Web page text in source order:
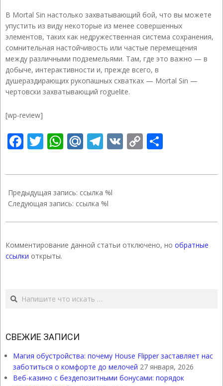
В Mortal Sin настолько захватывающий бой, что вы можете
упустить из виду некоторые из менее совершенных
элементов, таких как недружественная система сохранения,
сомнительная настойчивость или частые перемещения
между различными подземельями. Там, где это важно — в
добыче, интерактивности и, прежде всего, в
душераздирающих рукопашных схватках — Mortal Sin —
чертовски захватывающий roguelite.
[wp-review]
Facebook
Twitter
WhatsApp
Mail.Ru
Telegram
VK Copy
08-
20
Предыдущая запись: ссылка %l
Следующая запись: ссылка %l
Комментирование данной статьи отключено, но обратные
ссылки открыты.
Поиск
СВЕЖИЕ ЗАПИСИ
Магия обустройства: почему House Flipper заставляет нас
заботиться о комфорте до мелочей 27 января, 2026
Веб-казино с бездепозитными бонусами: порядок